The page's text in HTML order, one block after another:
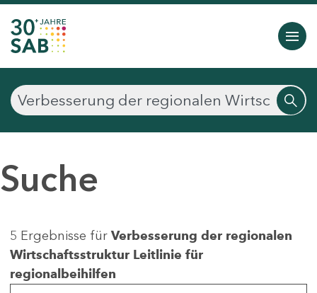
Suche
5 Ergebnisse für Verbesserung der regionalen
Wirtschaftsstruktur Leitlinie für
regionalbeihilfen